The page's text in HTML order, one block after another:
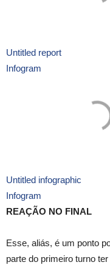
Untitled report
Infogram
Untitled infographic
Infogram
REAÇÃO NO FINAL
Esse, aliás, é um ponto
parte do primeiro turno